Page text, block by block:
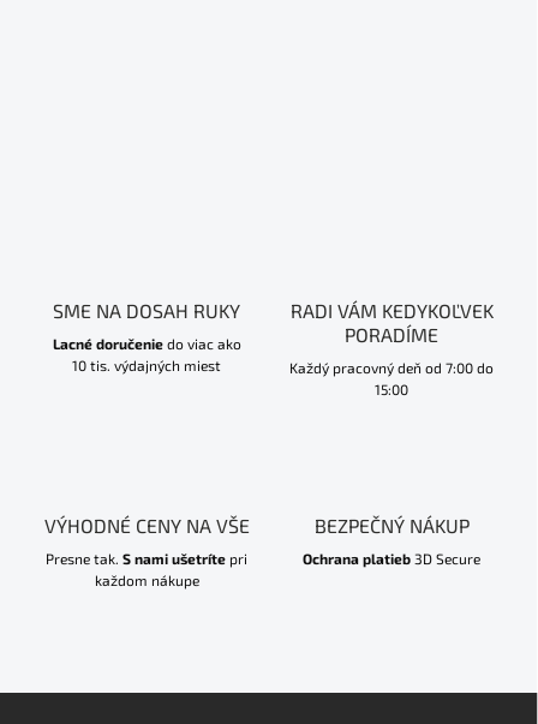
SME NA DOSAH RUKY
Lacné doručeniedo viac ako
10 tis. výdajných miest
RADI VÁM KEDYKOĽVEK
PORADÍME
Každý pracovný deň od 7:00 do
15:00
VÝHODNÉ CENY NA VŠE
Presne tak. S nami ušetríte pri
každom nákupe
BEZPEČNÝ NÁKUP
Ochrana platieb 3D Secure